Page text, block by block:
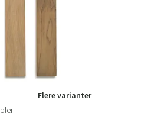
Flere varianter